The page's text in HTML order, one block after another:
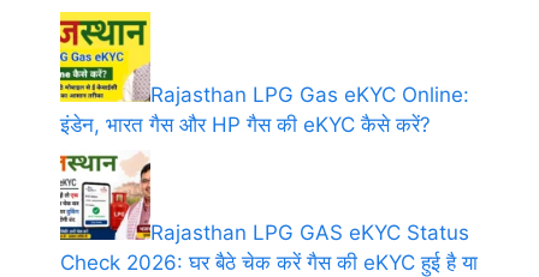
Rajasthan LPG Gas eKYC Online:
इंडेन, भारत गैस और HP गैस की eKYC कैसे करें?
Rajasthan LPG GAS eKYC Status
Check 2026: घर बैठे चेक करें गैस की eKYC हुई है या